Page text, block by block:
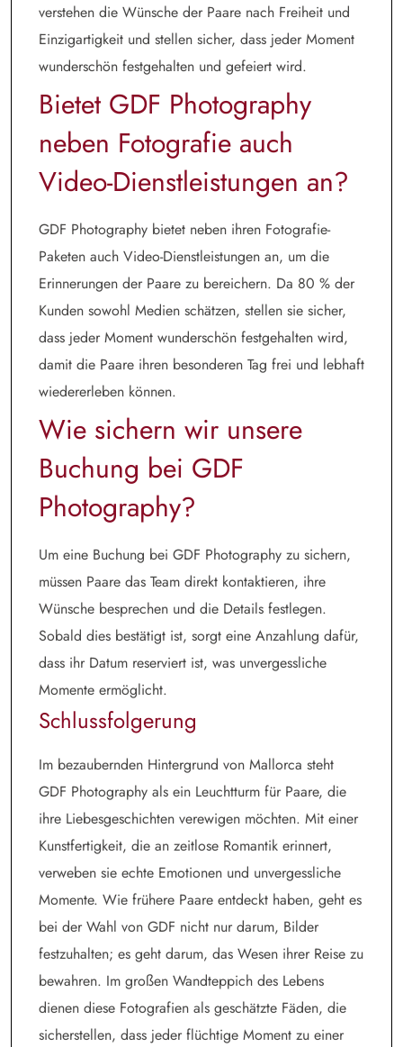
verstehen die Wünsche der Paare nach Freiheit und
Einzigartigkeit und stellen sicher, dass jeder Moment
wunderschön festgehalten und gefeiert wird.
Bietet GDF Photography
neben Fotografie auch
Video-Dienstleistungen an?
GDF Photography bietet neben ihren Fotografie-
Paketen auch Video-Dienstleistungen an, um die
Erinnerungen der Paare zu bereichern. Da 80 % der
Kunden sowohl Medien schätzen, stellen sie sicher,
dass jeder Moment wunderschön festgehalten wird,
damit die Paare ihren besonderen Tag frei und lebhaft
wiedererleben können.
Wie sichern wir unsere
Buchung bei GDF
Photography?
Um eine Buchung bei GDF Photography zu sichern,
müssen Paare das Team direkt kontaktieren, ihre
Wünsche besprechen und die Details festlegen.
Sobald dies bestätigt ist, sorgt eine Anzahlung dafür,
dass ihr Datum reserviert ist, was unvergessliche
Momente ermöglicht.
Schlussfolgerung
Im bezaubernden Hintergrund von Mallorca steht
GDF Photography als ein Leuchtturm für Paare, die
ihre Liebesgeschichten verewigen möchten. Mit einer
Kunstfertigkeit, die an zeitlose Romantik erinnert,
verweben sie echte Emotionen und unvergessliche
Momente. Wie frühere Paare entdeckt haben, geht es
bei der Wahl von GDF nicht nur darum, Bilder
festzuhalten; es geht darum, das Wesen ihrer Reise zu
bewahren. Im großen Wandteppich des Lebens
dienen diese Fotografien als geschätzte Fäden, die
sicherstellen, dass jeder flüchtige Moment zu einer